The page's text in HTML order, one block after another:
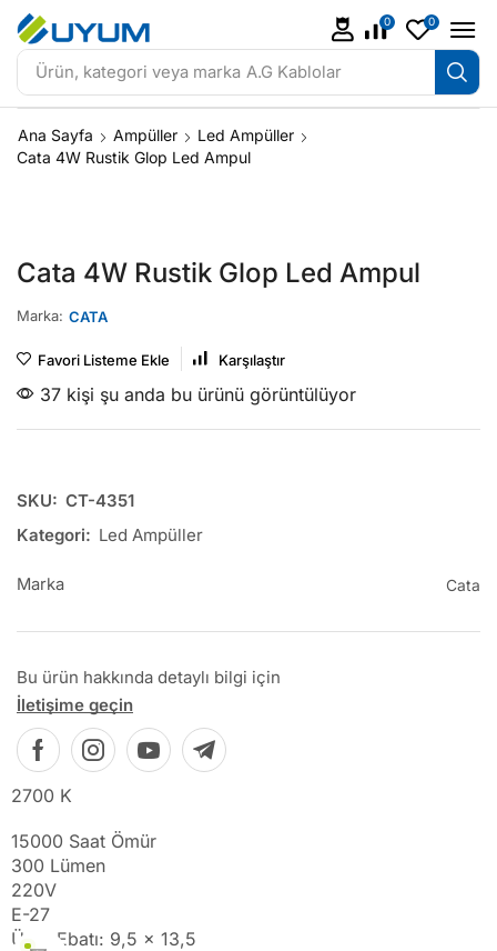
Ürün, kategori veya marka A.G Kablolar
0 0
Ana Sayfa Ampüller
Led Ampüller
Cata 4W Rustik Glop Led Ampul
Cata 4W Rustik Glop Led Ampul
Marka: CATA
Favori Listeme Ekle Karşılaştır
37 kişi şu anda bu ürünü görüntülüyor
SKU: CT-4351
Kategori: Led Ampüller
Marka Cata
Bu ürün hakkında detaylı bilgi için
İletişime geçin
2700 K
15000 Saat Ömür
300 Lümen
220V
E-27
Ürün Ebatı: 9,5 x 13,5